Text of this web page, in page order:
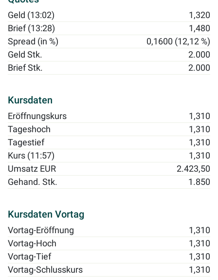
Geld (13:02)
1,320
Brief (13:28)
1,480
Spread (in %)
0,1600 (12,12 %)
Geld Stk.
2.000
Brief Stk.
2.000
Kursdaten
Eröffnungskurs
1,310
Tageshoch
1,310
Tagestief
1,310
Kurs (11:57)
1,310
Umsatz EUR
2.423,50
Gehand. Stk.
1.850
Kursdaten Vortag
Vortag-Eröffnung
1,310
Vortag-Hoch
1,310
Vortag-Tief
1,310
Vortag-Schlusskurs
1,310